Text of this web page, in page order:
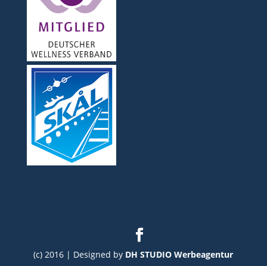
(c) 2016 | Designed by DH STUDIO Werbeagentur